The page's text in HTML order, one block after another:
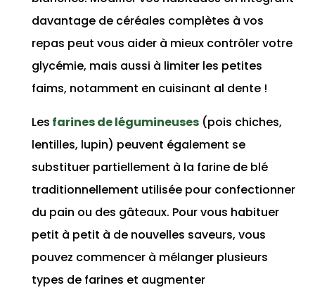
davantage de céréales complètes à vos
repas peut vous aider à mieux contrôler votre
glycémie, mais aussi à limiter les petites
faims, notamment en cuisinant al dente !
Les farines de légumineuses(pois chiches,
lentilles, lupin) peuvent également se
substituer partiellement à la farine de blé
traditionnellement utilisée pour confectionner
du pain ou des gâteaux. Pour vous habituer
petit à petit à de nouvelles saveurs, vous
pouvez commencer à mélanger plusieurs
types de farines et augmenter